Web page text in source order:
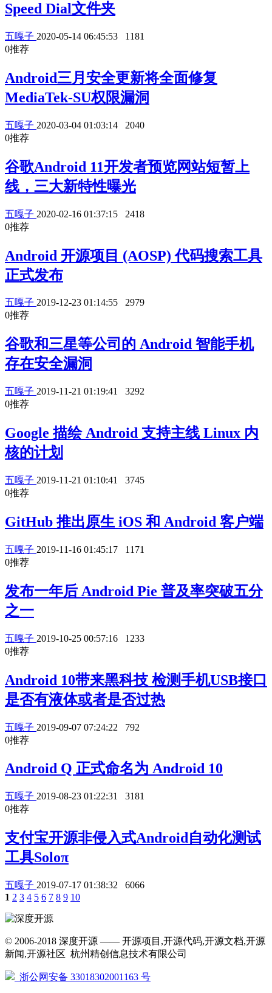
Speed Dial文件夹
五嘎子 2020-05-14 06:45:53
1181
0推荐
Android三月安全更新将全面修复
MediaTek-SU权限漏洞
五嘎子 2020-03-04 01:03:14
2040
0推荐
谷歌Android 11开发者预览网站短暂上
线，三大新特性曝光
五嘎子 2020-02-16 01:37:15
2418
0推荐
Android 开源项目 (AOSP) 代码搜索工具
正式发布
五嘎子 2019-12-23 01:14:55
2979
0推荐
谷歌和三星等公司的 Android 智能手机
存在安全漏洞
五嘎子 2019-11-21 01:19:41
3292
0推荐
Google 描绘 Android 支持主线 Linux 内
核的计划
五嘎子 2019-11-21 01:10:41
3745
0推荐
GitHub 推出原生 iOS 和 Android 客户端
五嘎子 2019-11-16 01:45:17
1171
0推荐
发布一年后 Android Pie 普及率突破五分
之一
五嘎子 2019-10-25 00:57:16
1233
0推荐
Android 10带来黑科技 检测手机USB接口
是否有液体或者是否过热
五嘎子 2019-09-07 07:24:22
792
0推荐
Android Q 正式命名为 Android 10
五嘎子 2019-08-23 01:22:31
3181
0推荐
支付宝开源非侵入式Android自动化测试
工具Soloπ
五嘎子 2019-07-17 01:38:32
6066
1 2 3 4 5 6 7 8 9 10
© 2006-2018 深度开源 —— 开源项目,开源代码,开源文档,开源
新闻,开源社区 杭州精创信息技术有限公司
浙公网安备 33018302001163 号